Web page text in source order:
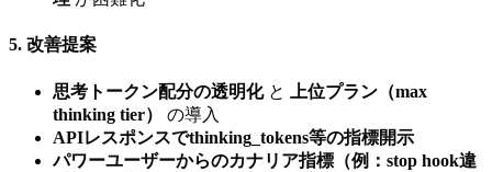
5. 改善提案
思考トークン配分の透明化と
上位プラン（max
thinking tier）
の導入
APIレスポンスでthinking_tokens等の指標開示
パワーユーザーからのカナリア指標（例：stop hook違